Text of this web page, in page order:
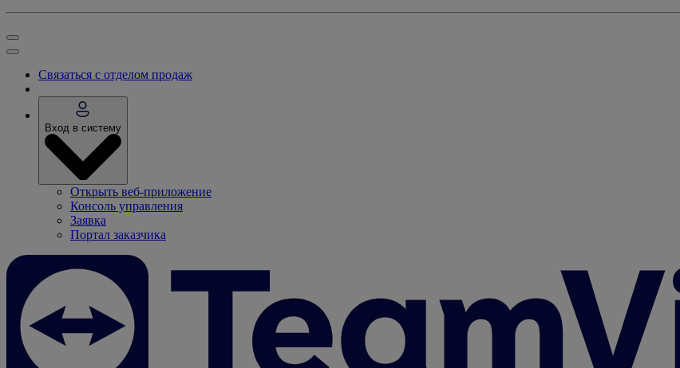
Связаться с отделом продаж
Вход в систему
Открыть веб-приложение
Консоль управления
Заявка
Портал заказчика